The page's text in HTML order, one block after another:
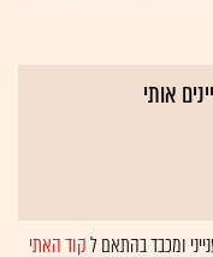
אותי
ומכבד בהתאם לקוד האתי